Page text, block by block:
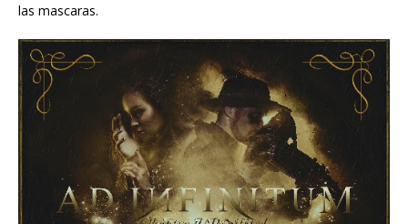
las mascaras.